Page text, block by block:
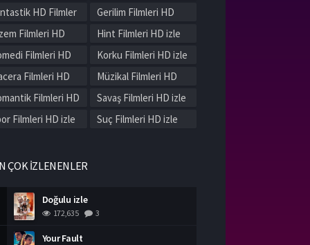
HD Filmler
Gerilim Filmleri HD
izle
Filmleri HD
Hint Filmleri HD izle
Filmleri HD
Korku Filmleri HD izle
Filmleri HD
Müzikal Filmleri HD
izle
Filmleri HD
Savaş Filmleri HD izle
Filmleri HD izle
Suç Filmleri HD izle
Filmleri HD izle
ÇOK İZLENENLER
Doğulu izle
172,635 3
Your Fault